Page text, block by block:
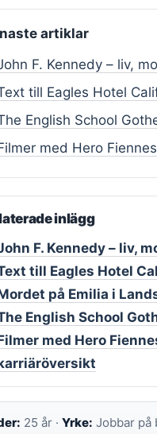
artiklar
F. Kennedy – liv,
till Eagles Hotel
English School
med Hero
inlägg
F. Kennedy – liv,
till Eagles Hotel
på Emilia i
English School
med Hero
25 år · Yrke: Jobbar på